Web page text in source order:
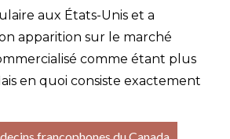
aux États-Unis et a
apparition sur le marché
comme étant plus
en quoi consiste exactement